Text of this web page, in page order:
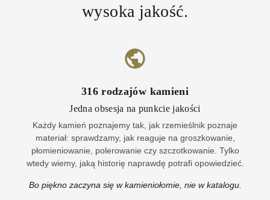
wysoka jakość.
316 rodzajów kamieni
Jedna obsesja na punkcie jakości
Każdy kamień poznajemy tak, jak rzemieślnik poznaje
materiał: sprawdzamy, jak reaguje na groszkowanie,
płomieniowanie, polerowanie czy szczotkowanie. Tylko
wtedy wiemy, jaką historię naprawdę potrafi opowiedzieć.
Bo piękno zaczyna się w kamieniołomie, nie w katalogu.